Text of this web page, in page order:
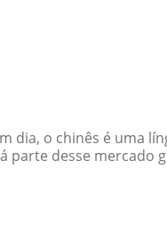
dia, o chinês é uma
parte desse mercado